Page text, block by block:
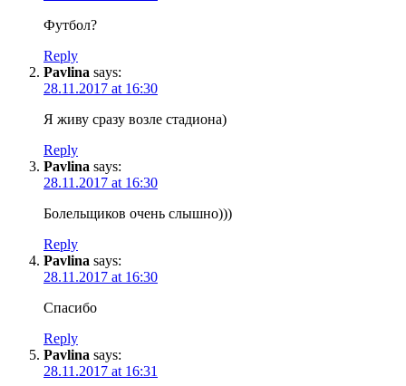
Футбол?
Reply
Pavlina says:
28.11.2017 at 16:30
Я живу сразу возле стадиона)
Reply
Pavlina says:
28.11.2017 at 16:30
Болельщиков очень слышно)))
Reply
Pavlina says:
28.11.2017 at 16:30
Спасибо
Reply
Pavlina says:
28.11.2017 at 16:31